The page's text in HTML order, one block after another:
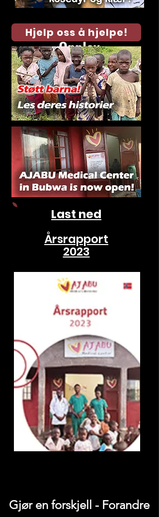
Opplev
AJABU Children's
Foundation
Hjelp oss å hjelpe!
Last ned
Årsrapport
2023
Gjør en forskjell - Forandre